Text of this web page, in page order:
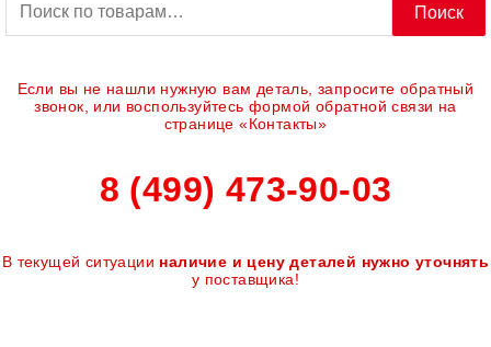
Поиск
Если вы не нашли нужную вам деталь, запросите обратный
звонок, или воспользуйтесь формой обратной связи на
странице «Контакты»
8 (499) 473-90-03
В текущей ситуации наличие и цену деталей нужно уточнять
у поставщика!